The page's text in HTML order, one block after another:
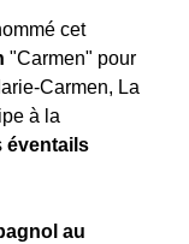
cet
"Carmen" pour
Carmen, La
à la
éventails
au